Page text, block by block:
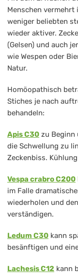
Menschen vermehrt
weniger beliebten
wieder aktiver.
(Gelsen) und auch
wie Wespen oder
Natur.
Homöopathisch
Stiches je nach
behandeln:
Apis C30 zu Beginn
die Schwellung zu
Zeckenbiss.
Vespa crabro C200
im Falle
wiederholen und
verständigen.
Ledum C30 kann
besänftigen und
Lachesis C12 kann